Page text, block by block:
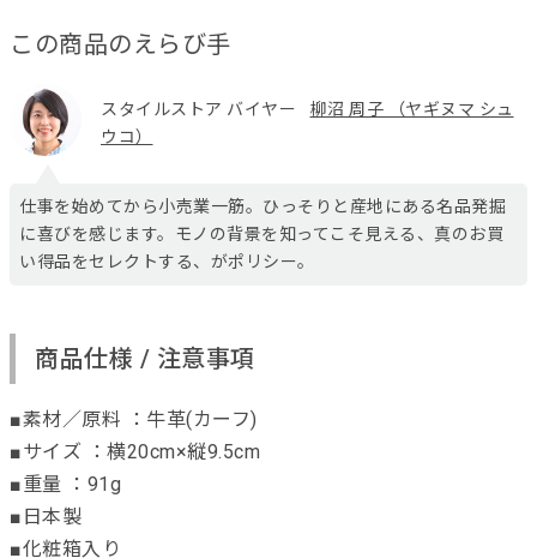
この商品のえらび手
スタイルストア バイヤー
柳沼 周子 （ヤギヌマ シュ
ウコ）
仕事を始めてから小売業一筋。ひっそりと産地にある名品発掘
に喜びを感じます。モノの背景を知ってこそ見える、真のお買
い得品をセレクトする、がポリシー。
商品仕様 / 注意事項
■素材／原料 ：牛革(カーフ)
■サイズ ：横20cm×縦9.5cm
■重量 ：91g
■日本製
■化粧箱入り